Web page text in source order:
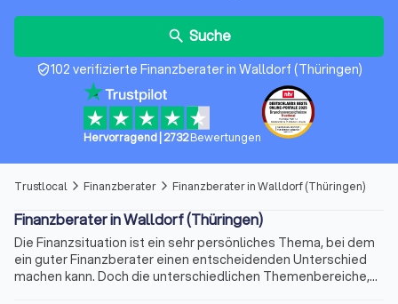
search Suche
verified_user102 verifizierte Finanzberater in Walldorf (Thüringen)
Hervorragend| 2732 Bewertungen
Trustlocal arrow_forward_ios Finanzberater arrow_forward_ios Finanzberater in Walldorf (Thüringen)
Finanzberater in Walldorf (Thüringen)
Die Finanzsituation ist ein sehr persönliches Thema, bei dem
ein guter Finanzberater einen entscheidenden Unterschied
machen kann. Doch die unterschiedlichen Themenbereiche,